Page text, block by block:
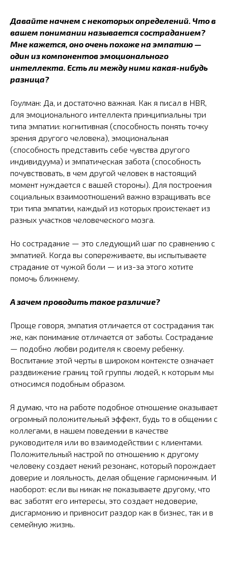
Давайте начнем с некоторых определений. Что в
вашем понимании называется состраданием?
Мне кажется, оно очень похоже на эмпатию —
один из компонентов эмоционального
интеллекта. Есть ли между ними какая-нибудь
разница?
Гоулман: Да, и достаточно важная. Как я писал в HBR,
для эмоционального интеллекта принципиальны три
типа эмпатии: когнитивная (способность понять точку
зрения другого человека), эмоциональная
(способность представить себе чувства другого
индивидуума) и эмпатическая забота (способность
почувствовать, в чем другой человек в настоящий
момент нуждается с вашей стороны). Для построения
социальных взаимоотношений важно взращивать все
три типа эмпатии, каждый из которых проистекает из
разных участков человеческого мозга.
Но сострадание — это следующий шаг по сравнению с
эмпатией. Когда вы сопереживаете, вы испытываете
страдание от чужой боли — и из-за этого хотите
помочь ближнему.
А зачем проводить такое различие?
Проще говоря, эмпатия отличается от сострадания так
же, как понимание отличается от заботы. Сострадание
— подобно любви родителя к своему ребенку.
Воспитание этой черты в широком контексте означает
раздвижение границ той группы людей, к которым мы
относимся подобным образом.
Я думаю, что на работе подобное отношение оказывает
огромный положительный эффект, будь то в общении с
коллегами, в нашем поведении в качестве
руководителя или во взаимодействии с клиентами.
Положительный настрой по отношению к другому
человеку создает некий резонанс, который порождает
доверие и лояльность, делая общение гармоничным. И
наоборот: если вы никак не показываете другому, что
вас заботят его интересы, это создает недоверие,
дисгармонию и привносит раздор как в бизнес, так и в
семейную жизнь.